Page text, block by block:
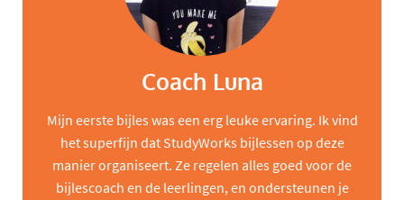
Coach Luna
Mijn eerste bijles was een erg leuke ervaring. Ik vind
het superfijn dat StudyWorks bijlessen op deze
manier organiseert. Ze regelen alles goed voor de
bijlescoach en de leerlingen, en ondersteunen je